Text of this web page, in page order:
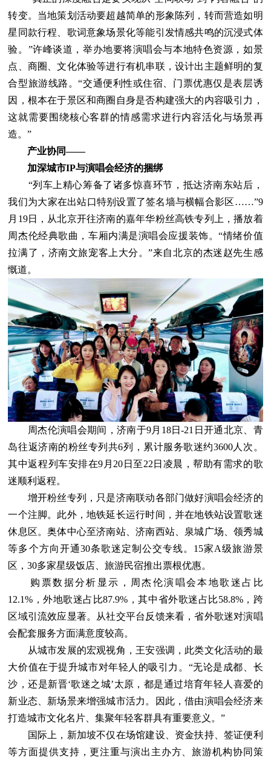
转变。当地策划活动要超越简单的形象陈列，转而营造如明
星同款行程、歌词意象场景化等能引发情感共鸣的沉浸式体
验。”许峰谈道，举办地要将演唱会与本地特色资源，如景
点、商圈、文化体验等进行有机串联，设计出主题鲜明的复
合型旅游线路。“交通便利性或住宿、门票优惠仅是表层诱
因，根本在于景区和商圈自身是否构建强大的内容吸引力，
这就需要围绕核心客群的情感需求进行内容活化与场景再
造。”
产业协同——
加深城市IP与演唱会经济的捆绑
“列车上精心筹备了诸多惊喜环节，抵达济南东站后，
我们为大家在出站口特别设置了签名墙与横幅合影区……”9
月19日，从北京开往济南的嘉年华粉丝高铁专列上，播放着
周杰伦经典歌曲，车厢内满是演唱会应援装饰。“情绪价值
拉满了，济南文旅宠客上大分。”来自北京的杰迷赵先生感
慨道。
周杰伦演唱会期间，济南于9月18日-21日开通北京、青
岛往返济南的粉丝专列共6列，累计服务歌迷约3600人次。
其中返程列车安排在9月20日至22日凌晨，帮助有需求的歌
迷顺利返程。
增开粉丝专列，只是济南联动各部门做好演唱会经济的
一个注脚。此外，地铁延长运行时间，并在地铁站设置歌迷
休息区。奥体中心至济南站、济南西站、泉城广场、领秀城
等多个方向开通30条歌迷定制公交专线。15家A级旅游景
区，30多家星级饭店、旅游民宿推出票根优惠。
购票数据分析显示，周杰伦演唱会本地歌迷占比
12.1%，外地歌迷占比87.9%，其中省外歌迷占比58.8%，跨
区域引流效应显著。从社交平台反馈来看，省外歌迷对演唱
会配套服务方面满意度较高。
从城市发展的宏观视角，王安强调，此类文化活动的最
大价值在于提升城市对年轻人的吸引力。“无论是成都、长
沙，还是新晋‘歌迷之城’太原，都是通过培育年轻人喜爱的
新业态、新场景来增强城市活力。因此，借由演唱会经济来
打造城市文化名片、集聚年轻客群具有重要意义。”
国际上，新加坡不仅在场馆建设、资金扶持、签证便利
等方面提供支持，更注重与演出主办方、旅游机构协同策